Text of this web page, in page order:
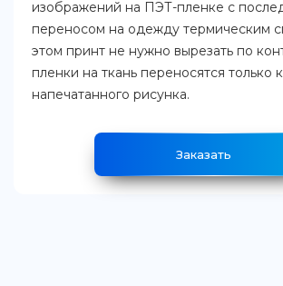
изображений на ПЭТ-пленке с
переносом на одежду термическим
этом принт не нужно вырезать по
пленки на ткань переносятся только
напечатанного рисунка.
Заказать